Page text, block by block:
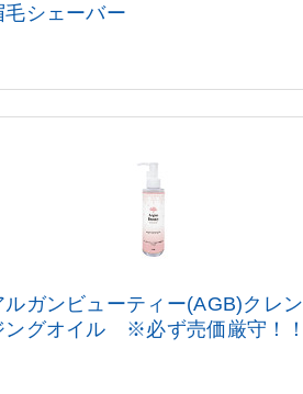
毛シェーバー
ルガンビューティー(AGB)クレン
ングオイル ※必ず売価厳守！！